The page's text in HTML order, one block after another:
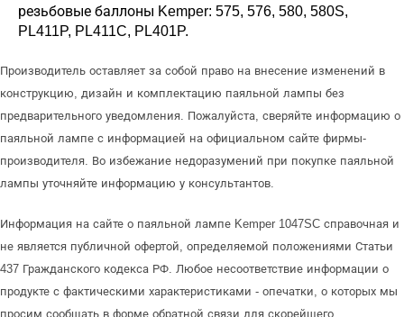
резьбовые баллоны Kemper: 575, 576, 580, 580S,
PL411P, PL411C, PL401P.
Производитель оставляет за собой право на внесение изменений в
конструкцию, дизайн и комплектацию паяльной лампы без
предварительного уведомления. Пожалуйста, сверяйте информацию о
паяльной лампе с информацией на официальном сайте фирмы-
производителя. Во избежание недоразумений при покупке паяльной
лампы уточняйте информацию у консультантов.
Информация на сайте о паяльной лампе Kemper 1047SC справочная и
не является публичной офертой, определяемой положениями Статьи
437 Гражданского кодекса РФ. Любое несоответствие информации о
продукте с фактическими характеристиками - опечатки, о которых мы
просим сообщать в форме обратной связи для скорейшего